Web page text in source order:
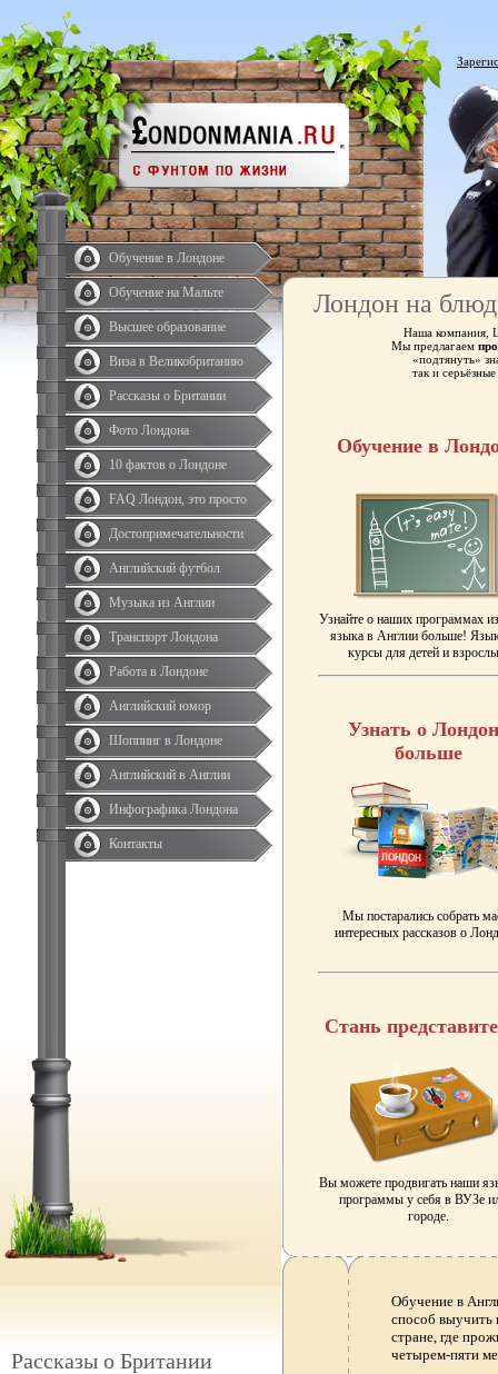
Обучение в Лондоне
Обучение на Мальте
Высшее образование
Виза в Великобританию
Рассказы о Британии
Фото Лондона
10 фактов о Лондоне
FAQ Лондон, это просто
Достопримечательности
Английский футбол
Музыка из Англии
Транспорт Лондона
Работа в Лондоне
Английский юмор
Шоппинг в Лондоне
Английский в Англии
Инфографика Лондона
Контакты
Рассказы о Британии
Лондон на
Наша компания,
Мы предлагаем
«подтянуть»
так и
Обучение в
Узнайте о наших программах
языка в Англии больше!
курсы для детей и
Узнать о
больше
Мы постарались собрать
интересных рассказов о
Стань
Вы можете продвигать наши
программы у себя в ВУЗе
городе.
Обучение в
способ выучить
стране, где
четырем-пяти